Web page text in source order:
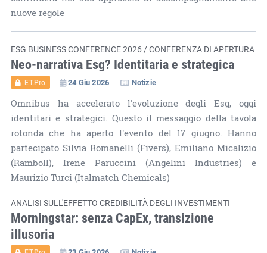
nuove regole
ESG BUSINESS CONFERENCE 2026 / CONFERENZA DI APERTURA
Neo-narrativa Esg? Identitaria e strategica
ET.Pro 24 Giu 2026 Notizie
Omnibus ha accelerato l'evoluzione degli Esg, oggi
identitari e strategici. Questo il messaggio della tavola
rotonda che ha aperto l'evento del 17 giugno. Hanno
partecipato Silvia Romanelli (Fivers), Emiliano Micalizio
(Ramboll), Irene Paruccini (Angelini Industries) e
Maurizio Turci (Italmatch Chemicals)
ANALISI SULL'EFFETTO CREDIBILITÀ DEGLI INVESTIMENTI
Morningstar: senza CapEx, transizione
illusoria